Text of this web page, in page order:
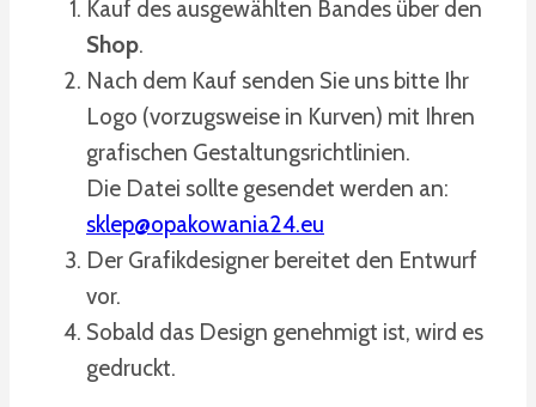
Kauf des ausgewählten Bandes über den
Shop.
Nach dem Kauf senden Sie uns bitte Ihr
Logo (vorzugsweise in Kurven) mit Ihren
grafischen Gestaltungsrichtlinien.
Die Datei sollte gesendet werden an:
sklep@opakowania24.eu
Der Grafikdesigner bereitet den Entwurf
vor.
Sobald das Design genehmigt ist, wird es
gedruckt.